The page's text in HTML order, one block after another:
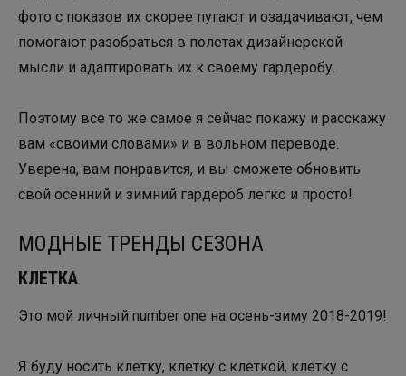
фото с показов их скорее пугают и озадачивают, чем
помогают разобраться в полетах дизайнерской
мысли и адаптировать их к своему гардеробу.
Поэтому все то же самое я сейчас покажу и расскажу
вам «своими словами» и в вольном переводе.
Уверена, вам понравится, и вы сможете обновить
свой осенний и зимний гардероб легко и просто!
МОДНЫЕ ТРЕНДЫ СЕЗОНА
КЛЕТКА
Это мой личный number one на осень-зиму 2018-2019!
Я буду носить клетку, клетку с клеткой, клетку с